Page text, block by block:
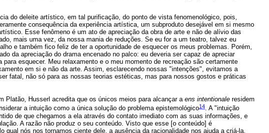
do deleite artístico, em tal purificação, do ponto de vista fenomenológico, pois,
consequência da experiência artística, um subproduto desejável em si mesmo
Esse fenômeno é um ato de apreciação da obra de arte e não de alívio das
mais uma vez, da nossa mania de reduções. Se eu for a um teatro, talvez eu
e também fico feliz de ter a oportunidade de esquecer os meus problemas. Porém,
da apreciação do drama encenado no palco: eu deveria ser capaz de apreciar
esquecer. Meu relaxamento e o meu momento de recreação são certamente
em si e não da arte. Assim, esclarecendo nossas "intenções", evitamos a
fatal, não só para as nossas teorias estéticas, mas para nossos gostos e práticas
Platão, Husserl acredita que os únicos meios para alcançar aens intentionale residem
a intuição como a única solução do problema epistemológico14. A "intuição
de que chegamos a ela através do contato imediato com as suas informações, e
A razão não produz o seu conteúdo. Visto que esse [o conteúdo] é
qual nós nos tornamos ciente dele, a ausência da racionalidade nos ajuda a criá-la.